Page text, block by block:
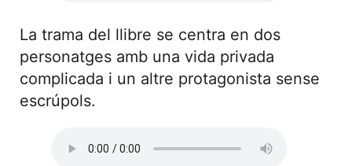
La trama del llibre se centra en dos
personatges amb una vida privada
complicada i un altre protagonista sense
escrúpols.